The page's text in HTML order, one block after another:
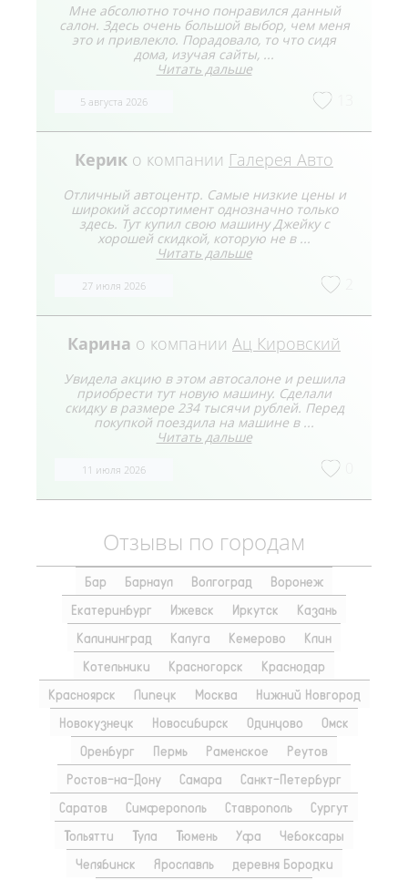
Мне абсолютно точно понравился данный
салон. Здесь очень большой выбор, чем меня
это и привлекло. Порадовало, то что сидя
дома, изучая сайты, ...
Читать дальше
5 августа 2026
Керик о компании Галерея Авто
Отличный автоцентр. Самые низкие цены и
широкий ассортимент однозначно только
здесь. Тут купил свою машину Джейку с
хорошей скидкой, которую не в ...
Читать дальше
27 июля 2026
Карина о компании Ац Кировский
Увидела акцию в этом автосалоне и решила
приобрести тут новую машину. Сделали
скидку в размере 234 тысячи рублей. Перед
покупкой поездила на машине в ...
Читать дальше
11 июля 2026
Отзывы по городам
Бар Барнаул Волгоград
Воронеж
Екатеринбург
Ижевск Иркутск
Казань
Калининград
Калуга Кемерово
Клин
Котельники
Красногорск
Краснодар
Красноярск
Липецк Москва
Нижний Новгород
Новокузнецк
Новосибирск Одинцово
Омск
Оренбург
Пермь Раменское
Реутов
Ростов-на-Дону
Самара
Санкт-Петербург
Саратов
Симферополь Ставрополь
Сургут
Тольятти
Тула Тюмень Уфа
Чебоксары
Челябинск
Ярославль деревня Бородки